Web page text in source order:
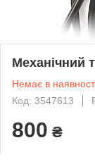
Механічний
Немає в
Код: 3547613
800 ₴